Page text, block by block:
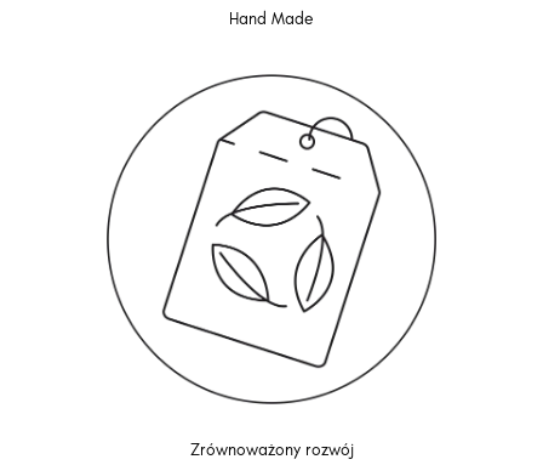
Hand Made
Zrównoważony rozwój